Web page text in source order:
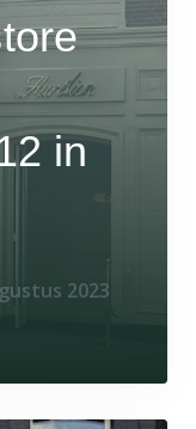
in
2023